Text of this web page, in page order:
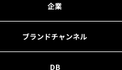
企業
ブランドチャンネル
DB